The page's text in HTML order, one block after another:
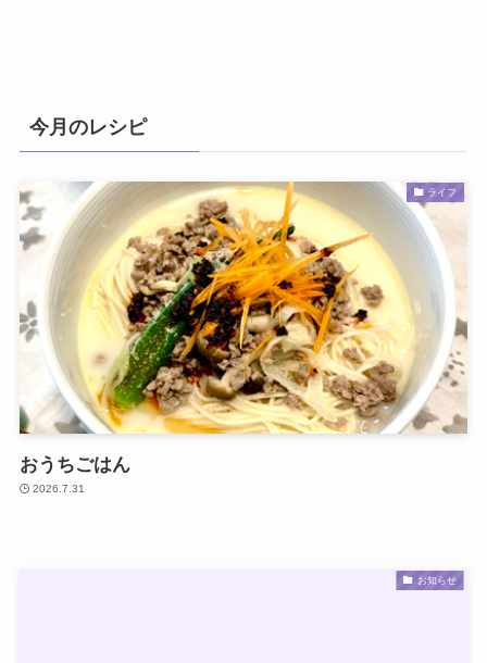
今月のレシピ
ライフ
おうちごはん
2026.7.31
お知らせ